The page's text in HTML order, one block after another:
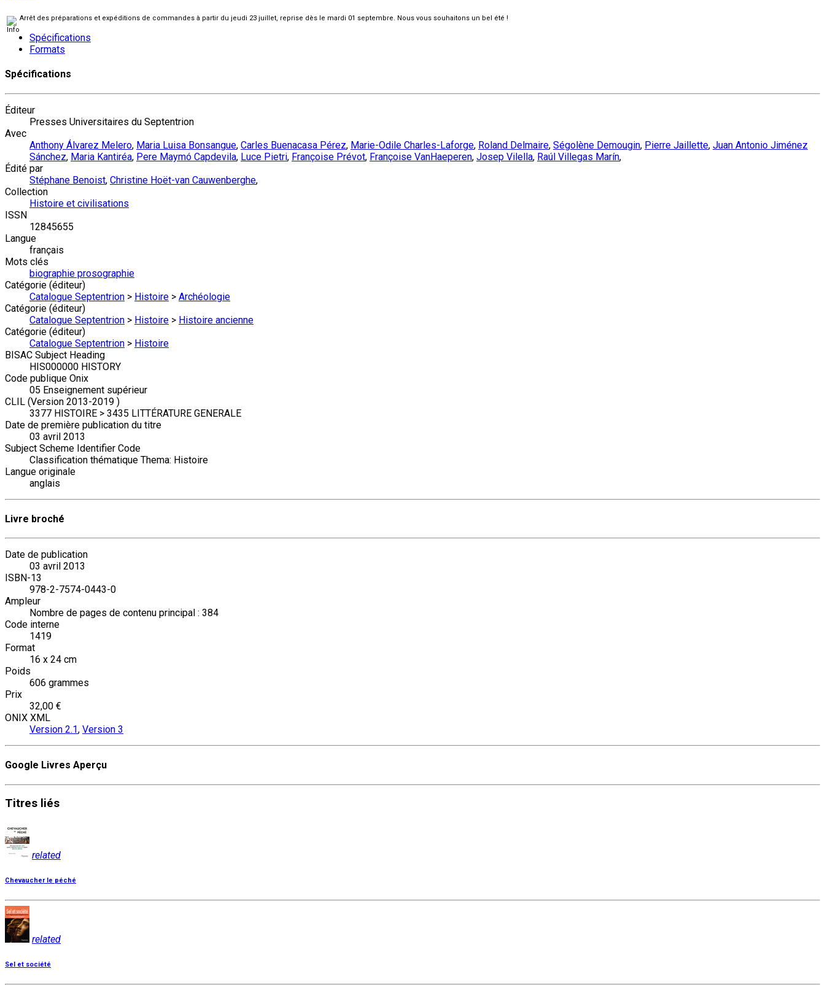
Arrêt des préparations et expéditions de commandes à partir du jeudi 23 juillet, reprise dès le mardi 01 septembre. Nous vous souhaitons un bel été !
Spécifications
Formats
Spécifications
Éditeur
Presses Universitaires du Septentrion
Avec
Anthony Álvarez Melero, Maria Luisa Bonsangue, Carles Buenacasa Pérez, Marie-Odile Charles-Laforge, Roland Delmaire, Ségolène Demougin, Pierre Jaillette, Juan Antonio Jiménez
Sánchez, Maria Kantiréa, Pere Maymó Capdevila, Luce Pietri, Françoise Prévot, Françoise VanHaeperen, Josep Vilella, Raúl Villegas Marín,
Édité par
Stéphane Benoist, Christine Hoët-van Cauwenberghe,
Collection
Histoire et civilisations
ISSN
12845655
Langue
français
Mots clés
biographie prosographie
Catégorie (éditeur)
Catalogue Septentrion > Histoire > Archéologie
Catégorie (éditeur)
Catalogue Septentrion > Histoire > Histoire ancienne
Catégorie (éditeur)
Catalogue Septentrion > Histoire
BISAC Subject Heading
HIS000000 HISTORY
Code publique Onix
05 Enseignement supérieur
CLIL (Version 2013-2019 )
3377 HISTOIRE > 3435 LITTÉRATURE GENERALE
Date de première publication du titre
03 avril 2013
Subject Scheme Identifier Code
Classification thématique Thema: Histoire
Langue originale
anglais
Livre broché
Date de publication
03 avril 2013
ISBN-13
978-2-7574-0443-0
Ampleur
Nombre de pages de contenu principal : 384
Code interne
1419
Format
16 x 24 cm
Poids
606 grammes
Prix
32,00 €
ONIX XML
Version 2.1, Version 3
Google Livres Aperçu
Titres liés
related
Chevaucher le péché
related
Sel et société